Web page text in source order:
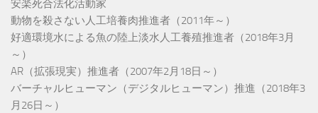
安楽死合法化活動家
動物を殺さない人工培養肉推進者（2011年～）
好適環境水による魚の陸上淡水人工養殖推進者（2018年3月
～）
AR（拡張現実）推進者（2007年2月18日～）
バーチャルヒューマン（デジタルヒューマン）推進（2018年3
月26日～）